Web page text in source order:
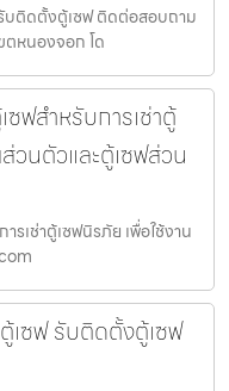
บติดตั้งตู้เซฟ ติดต่อสอบถาม
ตหนองจอก โด
ฟสำหรับการเช่าตู้
วนตัวและตู้เซฟส่วน
รเช่าตู้เซฟนิรภัย เพื่อใช้งาน
เซฟ รับติดตั้งตู้เซฟ